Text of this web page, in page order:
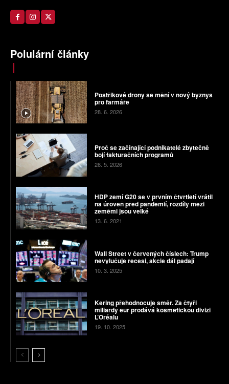
Polulární články
Postřikové drony se mění v nový byznys
pro farmáře
28. 6. 2026
Proč se začínající podnikatelé zbytečně
bojí fakturačních programů
26. 5. 2026
HDP zemí G20 se v prvním čtvrtletí vrátil
na úroveň před pandemií, rozdíly mezi
zeměmi jsou velké
13. 6. 2021
Wall Street v červených číslech: Trump
nevylučuje recesi, akcie dál padají
10. 3. 2025
Kering přehodnocuje směr. Za čtyři
miliardy eur prodává kosmetickou divizi
L’Oréalu
19. 10. 2025